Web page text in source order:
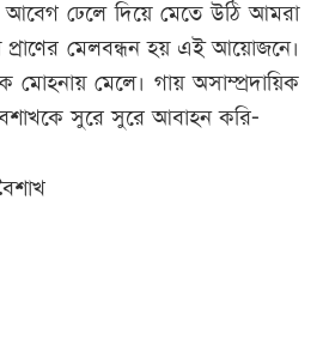
আবেগ ঢেলে দিয়ে মেতে উঠি আমরা
প্রাণের মেলবন্ধন হয় এই আয়োজনে।
মোহনায় মেলে। গায় অসাম্প্রদায়িক
সুরে সুরে আবাহন করি-